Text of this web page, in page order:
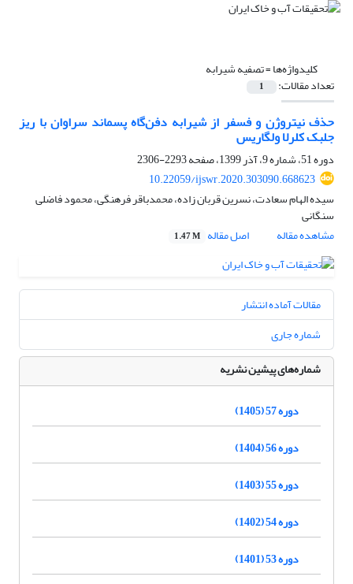
کلیدواژه‌ها =تصفیه شیرابه
تعداد مقالات: 1
حذف نیتروژن و فسفر از شیرابه دفن‌گاه پسماند سراوان با ریز
جلبک کلرلا ولگاریس
دوره 51، شماره 9، آذر 1399، صفحه
2293-2306
10.22059/ijswr.2020.303090.668623
سیده الهام سعادت، نسرین قربان زاده، محمدباقر فرهنگی، محمود فاضلی
سنگانی
مشاهده مقاله
اصل مقاله 1.47 M
مقالات آماده انتشار
شماره جاری
شماره‌های پیشین نشریه
دوره 57 (1405)
دوره 56 (1404)
دوره 55 (1403)
دوره 54 (1402)
دوره 53 (1401)